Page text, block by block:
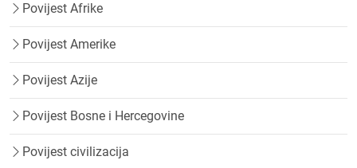
Povijest Afrike
Povijest Amerike
Povijest Azije
Povijest Bosne i Hercegovine
Povijest civilizacija